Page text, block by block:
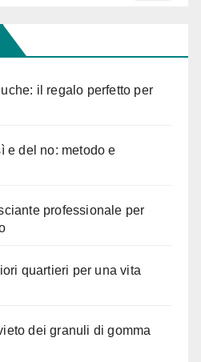
il regalo perfetto per
e del no: metodo e
professionale per
quartieri per una vita
dei granuli di gomma